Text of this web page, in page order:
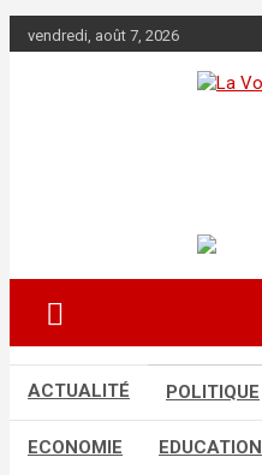
au
vendredi, août 7, 2026
ACTUALITÉ POLITIQUE
ECONOMIE EDUCATION